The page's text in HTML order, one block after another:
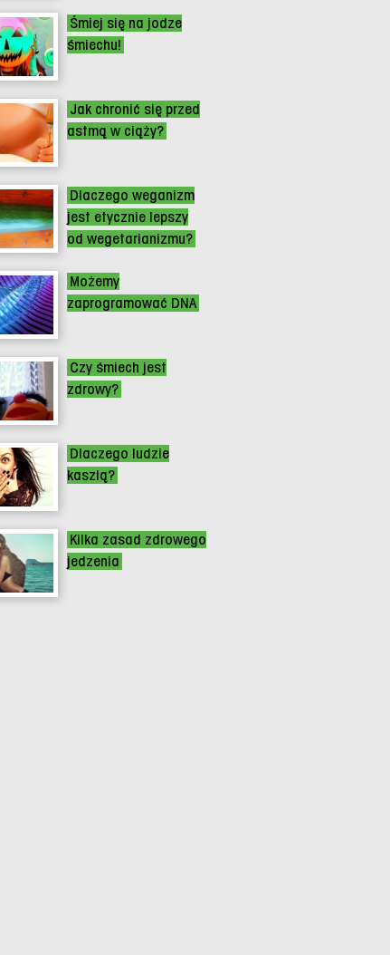
Śmiej się na jodze
śmiechu!
Jak chronić się przed
astmą w ciąży?
Dlaczego weganizm
jest etycznie lepszy
od wegetarianizmu?
Możemy
zaprogramować DNA
Czy śmiech jest
zdrowy?
Dlaczego ludzie
kaszlą?
Kilka zasad zdrowego
jedzenia